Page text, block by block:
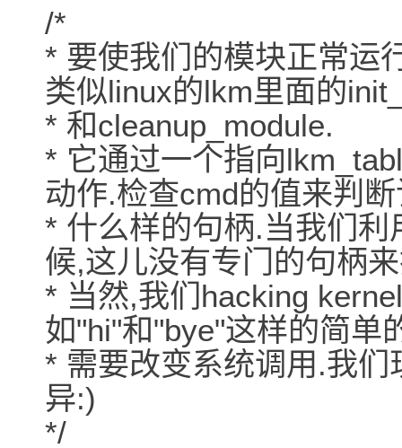
/*
* 要使我们的模块正常运
类似linux的lkm里面的
* 和cleanup_module.
* 它通过一个指向
动作.检查cmd的值来判
* 什么样的句柄.当我们
候,这儿没有专门的句柄
* 当然,我们hacking
如"hi"和"bye"这样的简单
* 需要改变系统调用.我
异:)
*/